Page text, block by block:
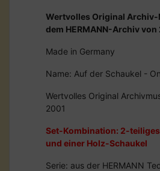
Wertvolles Original Archiv-
dem HERMANN-Archiv von
Made in Germany
Name: Auf der Schaukel -
Wertvolles Original
2001
Set-Kombination: 2-
und einer Holz-Schaukel
Serie: aus der HERMANN